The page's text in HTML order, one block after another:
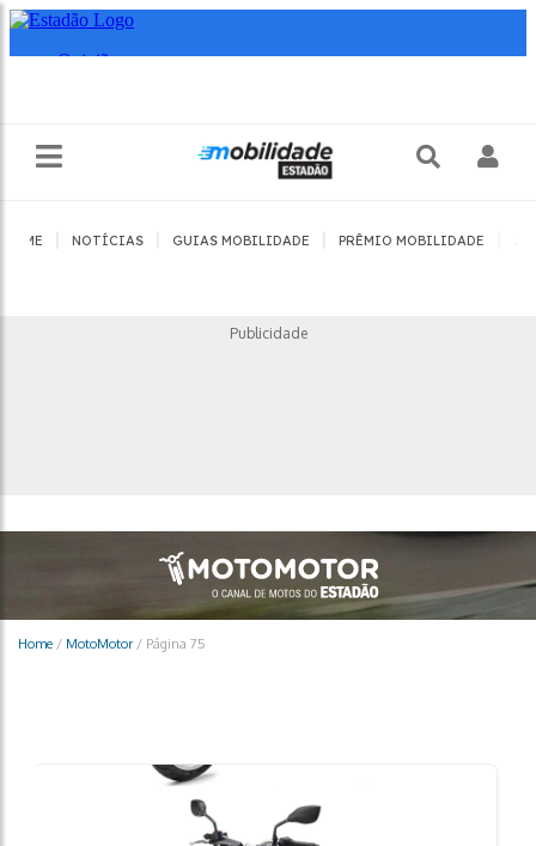
HOME NOTÍCIAS GUIAS MOBILIDADE PRÊMIO MOBILIDADE
Publicidade
Home / MotoMotor/ Página 75